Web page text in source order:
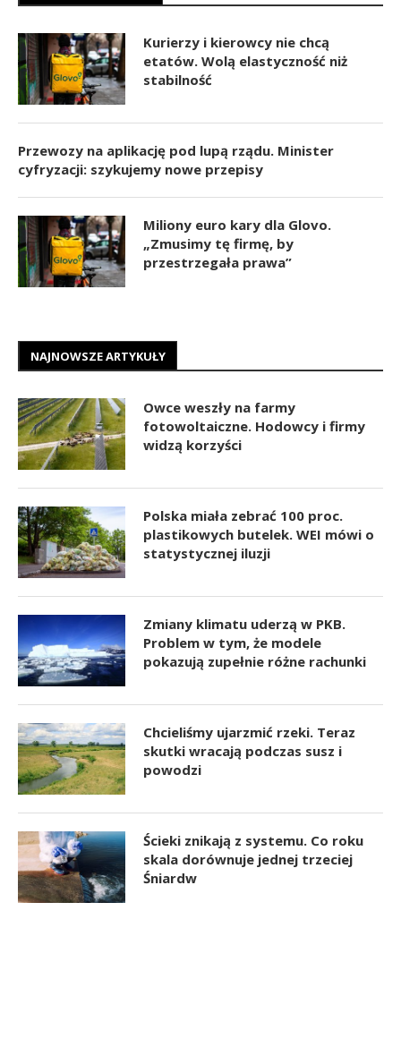
Kurierzy i kierowcy nie chcą
etatów. Wolą elastyczność niż
stabilność
Przewozy na aplikację pod lupą rządu. Minister
cyfryzacji: szykujemy nowe przepisy
Miliony euro kary dla Glovo.
„Zmusimy tę firmę, by
przestrzegała prawa”
NAJNOWSZE ARTYKUŁY
Owce weszły na farmy
fotowoltaiczne. Hodowcy i firmy
widzą korzyści
Polska miała zebrać 100 proc.
plastikowych butelek. WEI mówi o
statystycznej iluzji
Zmiany klimatu uderzą w PKB.
Problem w tym, że modele
pokazują zupełnie różne rachunki
Chcieliśmy ujarzmić rzeki. Teraz
skutki wracają podczas susz i
powodzi
Ścieki znikają z systemu. Co roku
skala dorównuje jednej trzeciej
Śniardw